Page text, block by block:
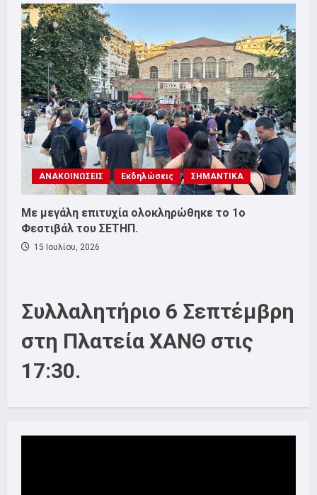
ΑΝΑΚΟΙΝΩΣΕΙΣ Εκδηλώσεις ΣΗΜΑΝΤΙΚΑ
Με μεγάλη επιτυχία ολοκληρώθηκε το 1ο
Φεστιβάλ του ΣΕΤΗΠ.
15 Ιουλίου, 2026
Συλλαλητήριο 6 Σεπτέμβρη
στη Πλατεία ΧΑΝΘ στις
17:30.